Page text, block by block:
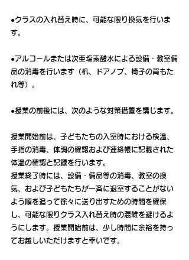
●クラスの入れ替え時に、可能な限り換気を行いま
す。
●アルコールまたは次亜塩素酸水による設備・教室備
品の消毒を行います（机、ドアノブ、椅子の背もた
れ等）。
●授業の前後には、次のような対策措置を講じます。
授業開始前は、子どもたちの入室時における検温、
手指の消毒、体調の確認および連絡帳に記載された
体温の確認と記録を行います。
授業終了時には、設備・備品等の消毒、教室の換
気、および子どもたちが一斉に退室することがない
よう順を追って徐々に送り出すための時間を確保
し、可能な限りクラス入れ替え時の混雑を避けるよ
うにします。授業開始前は、少し時間に余裕を持っ
てお越しいただけますと幸いです。